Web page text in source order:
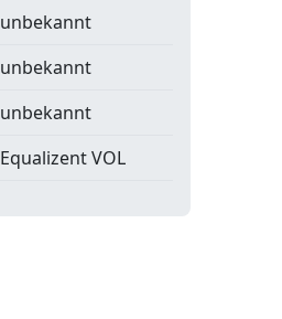
unbekannt
unbekannt
unbekannt
Equalizent VOL